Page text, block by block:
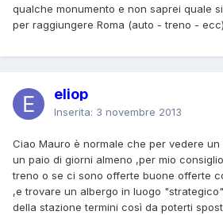
qualche monumento e non saprei quale
per raggiungere Roma (auto - treno - ecc)
eliop
Inserita: 3 novembre 2013
Ciao Mauro è normale che per vedere un
un paio di giorni almeno ,per mio
treno o se ci sono offerte buone offerte
,e trovare un albergo in luogo
della stazione termini così da poterti